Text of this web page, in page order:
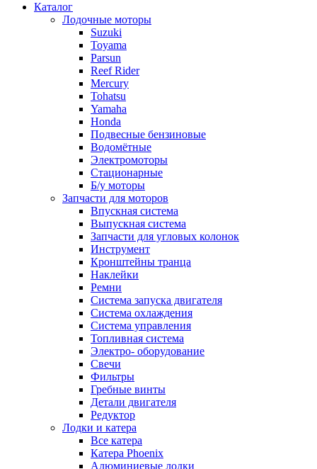
Каталог
Лодочные моторы
Suzuki
Toyama
Parsun
Reef Rider
Mercury
Tohatsu
Yamaha
Honda
Подвесные бензиновые
Водомётные
Электромоторы
Стационарные
Б/у моторы
Запчасти для моторов
Впускная система
Выпускная система
Запчасти для угловых колонок
Инструмент
Кронштейны транца
Наклейки
Ремни
Система запуска двигателя
Система охлаждения
Система управления
Топливная система
Электро- оборудование
Свечи
Фильтры
Гребные винты
Детали двигателя
Редуктор
Лодки и катера
Все катера
Катера Phoenix
Алюминиевые лодки